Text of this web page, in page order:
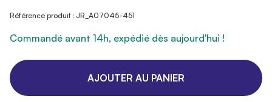
Référence produit : JR_A07045-451
Commandé avant 14h, expédié dès aujourd'hui !
AJOUTER AU PANIER